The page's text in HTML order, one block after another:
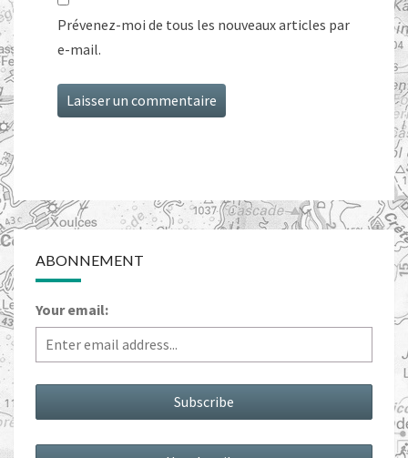
Prévenez-moi de tous les nouveaux articles par
e-mail.
ABONNEMENT
Your email: